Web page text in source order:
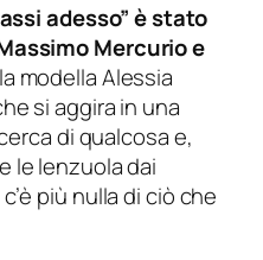
adesso” è stato
Mercurio e
modella Alessia
si aggira in una
di qualcosa e,
le lenzuola dai
più nulla di ciò che